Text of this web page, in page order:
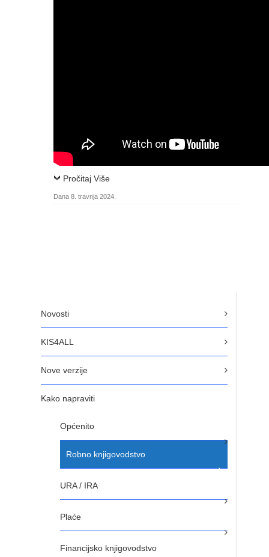
Novosti
KIS4ALL
Nove verzije
Kako napraviti
Općenito
Robno knjigovodstvo
URA / IRA
Plaće
Financijsko knjigovodstvo
Pročitaj Više
Dana 8. travnja 2024.